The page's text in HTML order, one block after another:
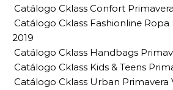
Catálogo Cklass Confort
Catálogo Cklass Fashionline Ropa
2019
Catálogo Cklass Handbags
Catálogo Cklass Kids & Teens
Catálogo Cklass Urban Primavera